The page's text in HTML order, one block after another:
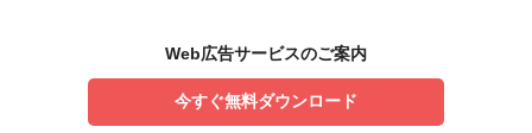
Web広告サービスのご案内
今すぐ無料ダウンロード